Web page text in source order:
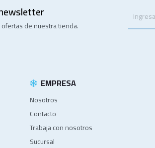
de nuestra tienda.
EMPRESA
Nosotros
Contacto
Trabaja con nosotros
Sucursal